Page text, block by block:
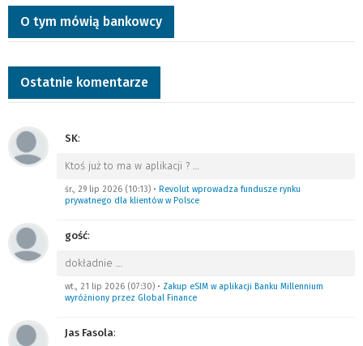
O tym mówią bankowcy
Ostatnie komentarze
SK:
Ktoś już to ma w aplikacji ?
śr., 29 lip 2026 (10:13) • Revolut wprowadza fundusze rynku
prywatnego dla klientów w Polsce
gość:
dokładnie
wt., 21 lip 2026 (07:30) • Zakup eSIM w aplikacji Banku Millennium
wyróżniony przez Global Finance
Jas Fasola: